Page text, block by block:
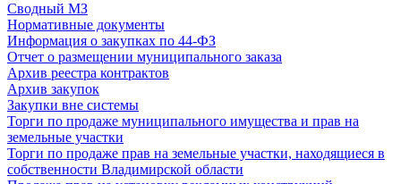
Сводный МЗ
Нормативные документы
Информация о закупках по 44-ФЗ
Отчет о размещении муниципального заказа
Архив реестра контрактов
Архив закупок
Закупки вне системы
Торги по продаже муниципального имущества и прав на
земельные участки
Торги по продаже прав на земельные участки, находящиеся в
собственности Владимирской области